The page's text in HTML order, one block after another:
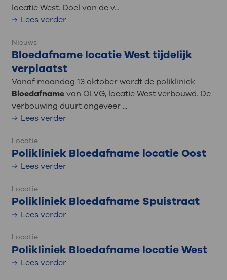
locatie West. Doel van de v...
Lees verder
Nieuws
Bloedafname locatie West tijdelijk
verplaatst
Vanaf maandag 13 oktober wordt de polikliniek
Bloedafnamevan OLVG, locatie West verbouwd. De
verbouwing duurt ongeveer ...
Lees verder
Locatie
Polikliniek Bloedafname locatie Oost
Lees verder
Locatie
Polikliniek Bloedafname Spuistraat
Lees verder
Locatie
Polikliniek Bloedafname locatie West
Lees verder